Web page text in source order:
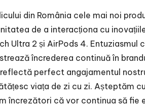
din România cele mai noi
de a interacționa cu
Ultra 2 și AirPods 4. Entuziasmul
încrederea continuă în
perfect angajamentul
viața de zi cu zi. Așteptăm
încrezători că vor continua să fie